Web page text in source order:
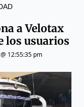
a Velotax
los usuarios
12:55:35 pm